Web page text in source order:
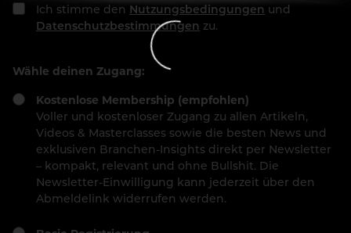
Ich stimme den Nutzungsbedingungen und
Datenschutzbestimmungen zu.
Wähle deinen Zugang:
Kostenlose Membership (empfohlen)
Voller und kostenloser Zugang zu allen Artikeln,
Videos & Masterclasses sowie die besten News und
exklusiven Branchen-Insights direkt per Newsletter
– kompakt, relevant und ohne Bullshit. Die
Newsletter-Einwilligung kann jederzeit über den
Abmeldelink widerrufen werden.